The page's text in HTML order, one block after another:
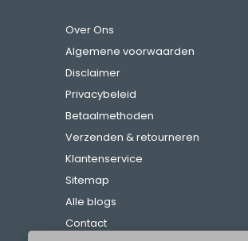
Over Ons
Algemene voorwaarden
Disclaimer
Privacybeleid
Betaalmethoden
Verzenden & retourneren
Klantenservice
Sitemap
Alle blogs
Contact